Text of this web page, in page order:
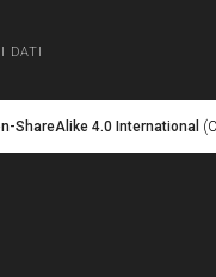
DATI
ShareAlike 4.0 International